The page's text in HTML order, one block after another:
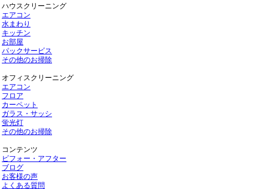
ハウスクリーニング
エアコン
水まわり
キッチン
お部屋
パックサービス
その他のお掃除
オフィスクリーニング
エアコン
フロア
カーペット
ガラス・サッシ
蛍光灯
その他のお掃除
コンテンツ
ビフォー・アフター
ブログ
お客様の声
よくある質問